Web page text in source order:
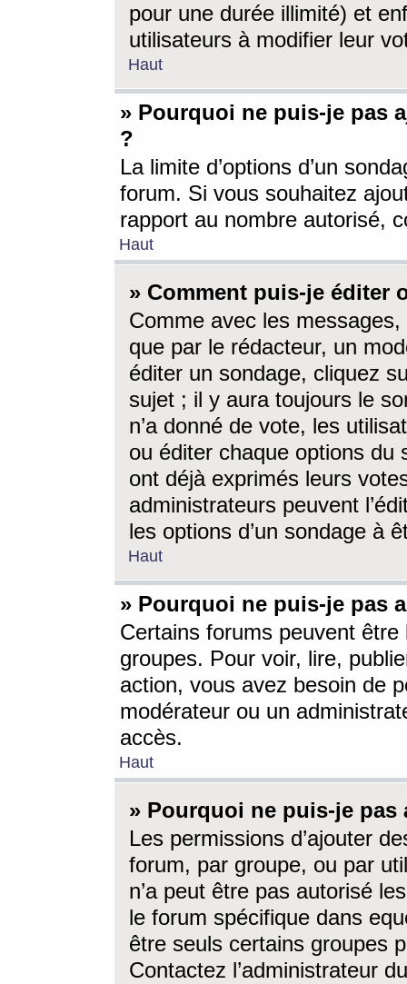
pour une durée illimité) et
utilisateurs à modifier leur
Haut
» Pourquoi ne puis-je pas
?
La limite d’options d’un
forum. Si vous souhaitez
rapport au nombre autorisé,
Haut
» Comment puis-je éditer
Comme avec les
que par le rédacteur, un
éditer un sondage, cliquez
sujet ; il y aura toujours le
n’a donné de vote, les
ou éditer chaque options du
ont déjà exprimés leurs
administrateurs peuvent
les options d’un sondage à
Haut
» Pourquoi ne puis-je pas
Certains forums peuvent être
groupes. Pour voir, lire,
action, vous avez besoin de
modérateur ou un
accès.
Haut
» Pourquoi ne puis-je
Les permissions d’ajouter
forum, par groupe, ou par
n’a peut être pas autorisé
le forum spécifique dans
être seuls certains groupes
Contactez l’administrateur